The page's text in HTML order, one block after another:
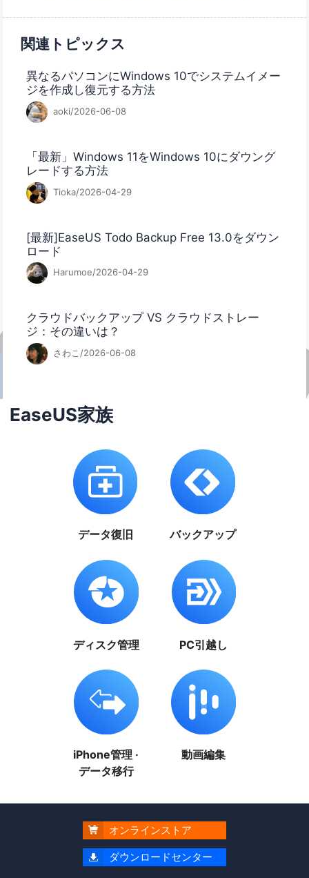
関連トピックス
異なるパソコンにWindows 10でシステムイメー
ジを作成し復元する方法
aoki/2026-06-08
「最新」Windows 11をWindows 10にダウング
レードする方法
Tioka/2026-04-29
[最新]EaseUS Todo Backup Free 13.0をダウン
ロード
Harumoe/2026-04-29
クラウドバックアップ VS クラウドストレー
ジ：その違いは？
さわこ/2026-06-08
EaseUS家族
データ復旧 バックアップ
ディスク管理 PC引越し
iPhone管理 ·
データ移行
動画編集
 オンラインストア
 ダウンロードセンター